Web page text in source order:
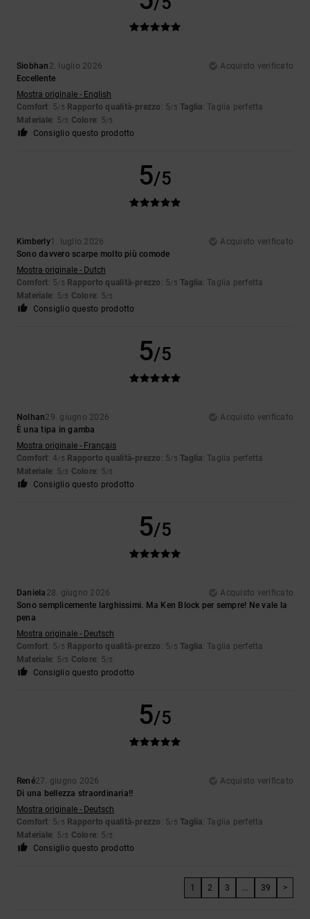
Siobhan 2. luglio 2026
Acquisto verificato
Eccellente
Mostra originale - English
Comfort: 5/5 Rapporto qualità-prezzo : 5/5 Taglia: Taglia perfetta
Materiale: 5/5 Colore: 5/5
Consiglio questo prodotto
5/5
Kimberly1. luglio 2026
Acquisto verificato
Sono davvero scarpe molto più comode
Mostra originale - Dutch
Comfort: 5/5 Rapporto qualità-prezzo : 5/5 Taglia: Taglia perfetta
Materiale: 5/5 Colore: 5/5
Consiglio questo prodotto
5/5
Nolhan29. giugno 2026
Acquisto verificato
È una tipa in gamba
Mostra originale - Français
Comfort: 4/5 Rapporto qualità-prezzo : 5/5 Taglia: Taglia perfetta
Materiale: 5/5 Colore: 5/5
Consiglio questo prodotto
5/5
Daniela 28. giugno 2026
Acquisto verificato
Sono semplicemente larghissimi. Ma Ken Block per sempre! Ne vale la
pena
Mostra originale - Deutsch
Comfort: 5/5 Rapporto qualità-prezzo : 5/5 Taglia: Taglia perfetta
Materiale: 5/5 Colore: 5/5
Consiglio questo prodotto
5/5
René27. giugno 2026
Acquisto verificato
Di una bellezza straordinaria!!
Mostra originale - Deutsch
Comfort: 5/5 Rapporto qualità-prezzo : 5/5 Taglia: Taglia perfetta
Materiale: 5/5 Colore: 5/5
Consiglio questo prodotto
1 2 3 39 >